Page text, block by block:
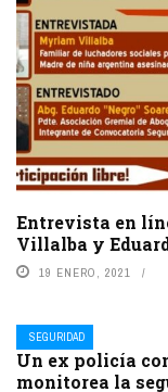
Entrevista en
Villalba y
19 ENERO, 2021
SEGURIDAD
Un ex policía
monitorea la